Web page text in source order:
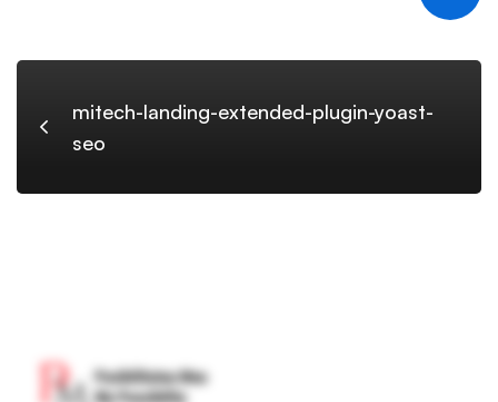
mitech-landing-extended-plugin-yoast-
seo